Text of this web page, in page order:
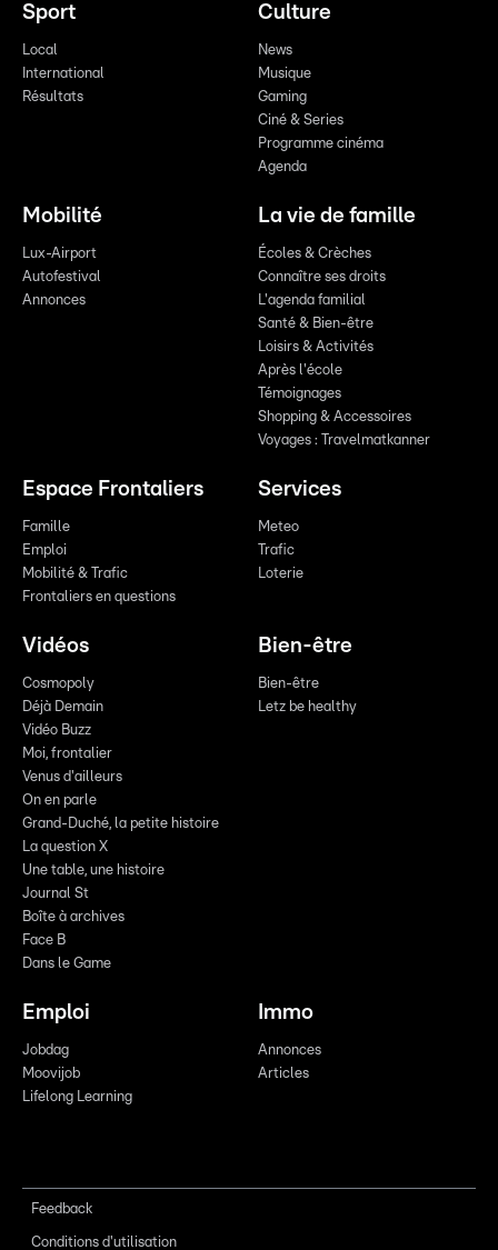
Sport
Local
International
Résultats
Culture
News
Musique
Gaming
Ciné & Series
Programme cinéma
Agenda
Mobilité
Lux-Airport
Autofestival
Annonces
La vie de famille
Écoles & Crèches
Connaître ses droits
L'agenda familial
Santé & Bien-être
Loisirs & Activités
Après l'école
Témoignages
Shopping & Accessoires
Voyages : Travelmatkanner
Espace Frontaliers
Famille
Emploi
Mobilité & Trafic
Frontaliers en questions
Services
Meteo
Trafic
Loterie
Vidéos
Cosmopoly
Déjà Demain
Vidéo Buzz
Moi, frontalier
Venus d'ailleurs
On en parle
Grand-Duché, la petite histoire
La question X
Une table, une histoire
Journal St
Boîte à archives
Face B
Dans le Game
Bien-être
Bien-être
Letz be healthy
Emploi
Jobdag
Moovijob
Lifelong Learning
Immo
Annonces
Articles
Feedback
Conditions d'utilisation